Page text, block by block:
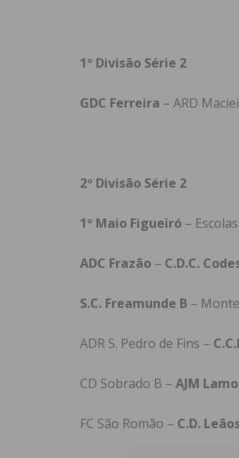
1º Divisão Série 2
GDC Ferreira – ARD
2º Divisão Série 2
1º Maio Figueiró –
ADC Frazão – C.D.C.
S.C. Freamunde B –
ADR S. Pedro de Fins –
CD Sobrado B – AJM
FC São Romão – C.D.